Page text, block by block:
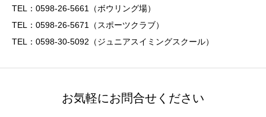
TEL：0598-26-5661（ボウリング場）
TEL：0598-26-5671（スポーツクラブ）
TEL：0598-30-5092（ジュニアスイミングスクール）
お気軽にお問合せください